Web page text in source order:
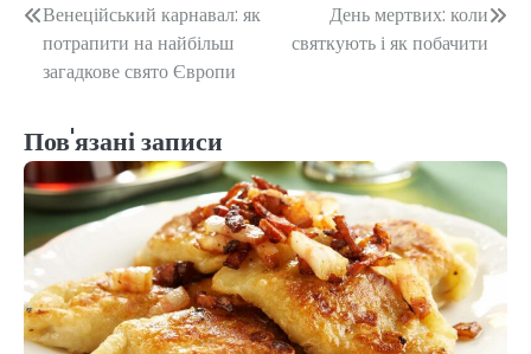
Навігація
записів
Венеційський карнавал: як
потрапити на найбільш
загадкове свято Європи
День мертвих: коли
святкують і як побачити
Пов'язані записи